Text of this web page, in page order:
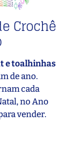
Crochê
e toalhinhas
de ano.
cada
no Ano
vender.